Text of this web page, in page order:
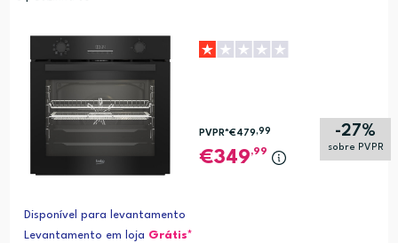
-27%
sobre PVPR
PVPR*€479,99
349,99
Disponível para levantamento
Levantamento em loja Grátis*